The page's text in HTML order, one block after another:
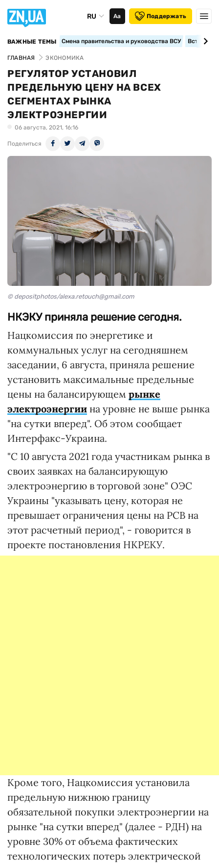
RU Аа Поддержать
ВАЖНЫЕ ТЕМЫ Смена правительства и руководства ВСУ
ГЛАВНАЯ ЭКОНОМИКА
РЕГУЛЯТОР УСТАНОВИЛ
ПРЕДЕЛЬНУЮ ЦЕНУ НА ВСЕХ
СЕГМЕНТАХ РЫНКА
ЭЛЕКТРОЭНЕРГИИ
06 августа, 2021, 16:16
Поделиться
© depositphotos/alexa.retouch@gmail.com
НКЭКУ приняла решение сегодня.
Нацкомиссия по энергетике и
коммунальных услуг на сегодняшнем
заседании, 6 августа, приняла решение
установить максимальные предельные
цены на балансирующем рынке
электроэнергии на уровне не выше рынка
"на сутки вперед". Об этом сообщает
Интерфакс-Украина.
"С 10 августа 2021 года участникам рынка в
своих заявках на балансирующую
электроэнергию в торговой зоне" ОЭС
Украины "указывать цену, которая не
превышает ограничения цены на РСВ на
этот расчетный период", - говорится в
проекте постановления НКРЕКУ.
Кроме того, Нацкомиссия установила
предельную нижнюю границу
обязательной покупки электроэнергии на
рынке "на сутки вперед" (далее - РДН) на
уровне 30% от объема фактических
технологических потерь электрической